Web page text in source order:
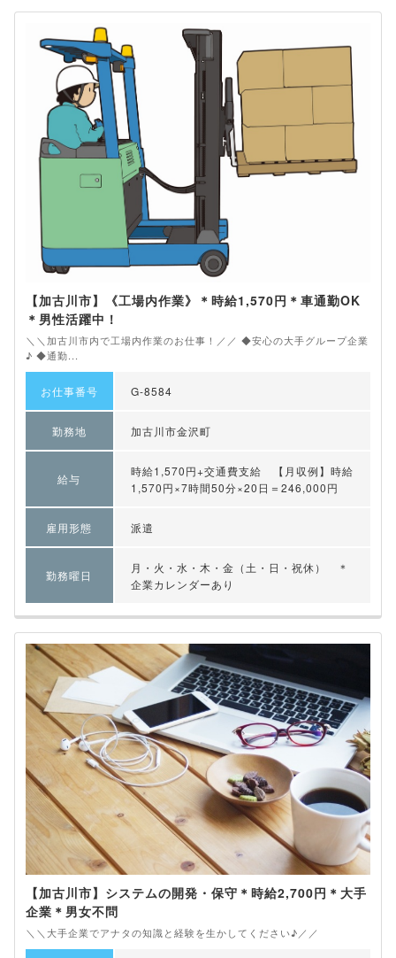
【加古川市】《工場内作業》＊時給1,570円＊車通勤OK
＊男性活躍中！
＼＼加古川市内で工場内作業のお仕事！／／ ◆安心の大手グループ企業
♪ ◆通勤...
お仕事番号 G-8584
勤務地 加古川市金沢町
給与
時給1,570円+交通費支給 【月収例】時給
1,570円×7時間50分×20日＝246,000円
雇用形態 派遣
勤務曜日
月・火・水・木・金（土・日・祝休） ＊
企業カレンダーあり
【加古川市】システムの開発・保守＊時給2,700円＊大手
企業＊男女不問
＼＼大手企業でアナタの知識と経験を生かしてください♪／／